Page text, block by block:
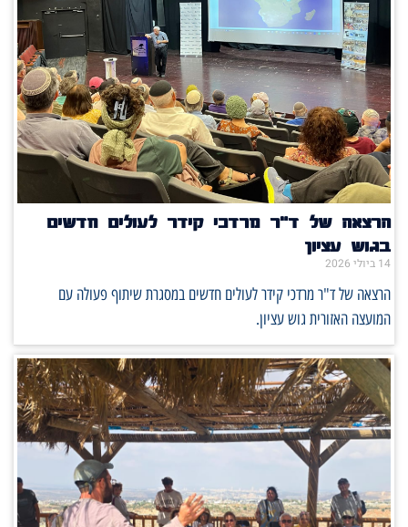
הרצאה של ד"ר מרדכי קידר לעולים חדשים
בגוש עציון
14 ביולי 2026
הרצאה של ד"ר מרדכי קידר לעולים חדשים במסגרת שיתוף פעולה עם
המועצה האזורית גוש עציון.